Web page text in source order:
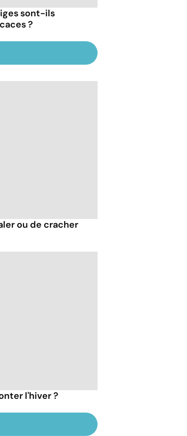
sont-ils
?
ou de cracher
l'hiver ?